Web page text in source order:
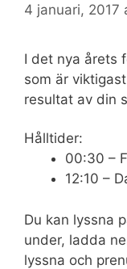
4 januari, 2017
I det nya årets
som är
resultat av din
Hålltider:
00:30 –
12:10 –
Du kan lyssna
under, ladda
lyssna och